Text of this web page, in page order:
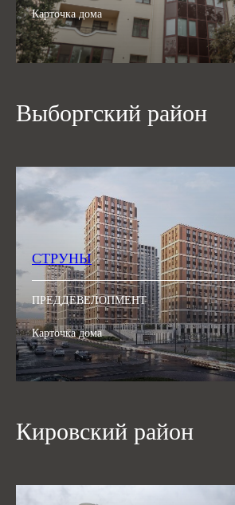
Карточка дома
Выборгский район
СТРУНЫ
ПРЕДДЕВЕЛОПМЕНТ
Карточка дома
Кировский район